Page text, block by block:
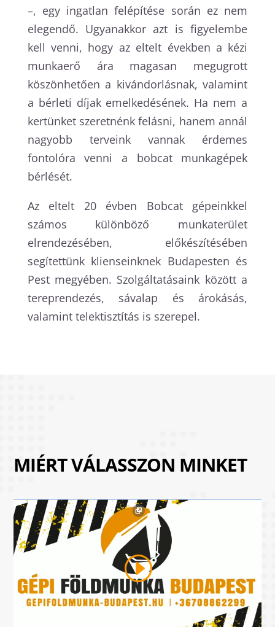
–, egy ingatlan felépítése során ez nem
elegendő. Ugyanakkor azt is figyelembe
kell venni, hogy az eltelt években a kézi
munkaerő ára magasan megugrott
köszönhetően a kivándorlásnak, valamint
a bérleti díjak emelkedésének. Ha nem a
kertünket szeretnénk felásni, hanem annál
nagyobb terveink vannak érdemes
fontolóra venni a bobcat munkagépek
bérlését.
Az eltelt 20 évben Bobcat gépeinkkel
számos különböző munkaterület
elrendezésében, előkészítésében
segítettünk klienseinknek Budapesten és
Pest megyében. Szolgáltatásaink között a
tereprendezés, sávalap és árokásás,
valamint telektisztítás is szerepel.
MIÉRT VÁLASSZON MINKET